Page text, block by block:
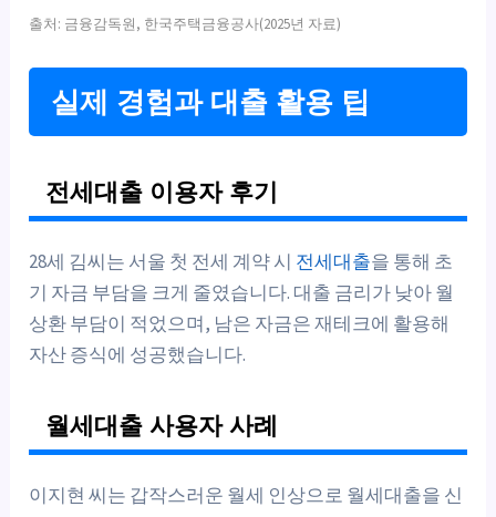
출처: 금융감독원, 한국주택금융공사(2025년 자료)
실제 경험과 대출 활용 팁
전세대출 이용자 후기
28세 김씨는 서울 첫 전세 계약 시 전세대출을 통해 초
기 자금 부담을 크게 줄였습니다. 대출 금리가 낮아 월
상환 부담이 적었으며, 남은 자금은 재테크에 활용해
자산 증식에 성공했습니다.
월세대출 사용자 사례
이지현 씨는 갑작스러운 월세 인상으로 월세대출을 신